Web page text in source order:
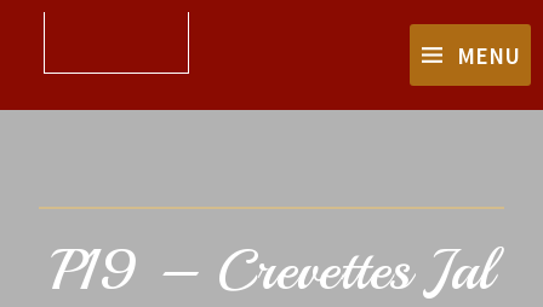
MENU
P19 – Crevettes Jal